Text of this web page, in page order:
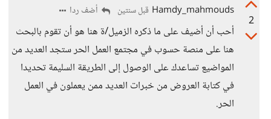
2
Hamdy_mahmouds قبل سنتين أضف ردا
أحب أن أضيف على ما ذكره الزميل/ة هنا هو أن تقوم بالبحث
هنا على منصة حسوب في مجتمع العمل الحر ستجد العديد من
المواضيع تساعدك على الوصول إلى الطريقة السليمة تحديدا
في كتابة العروض من خبرات العديد ممن يعملون في العمل
الحر.